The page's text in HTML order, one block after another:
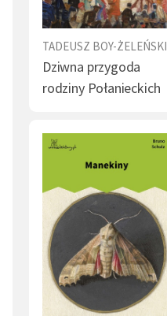
TADEUSZ BOY-ŻELEŃSKI
Dziwna przygoda
rodziny Połanieckich